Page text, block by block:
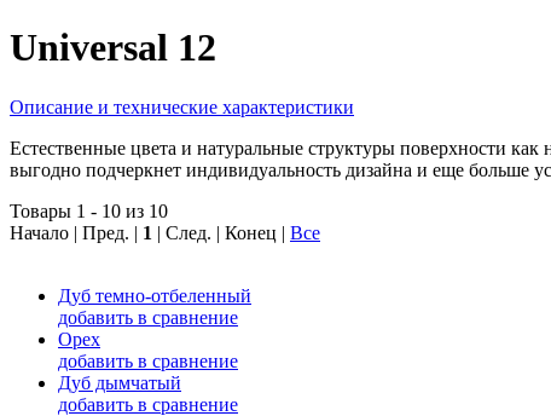
Universal 12
Описание и технические характеристики
Естественные цвета и натуральные структуры поверхности
выгодно подчеркнет индивидуальность дизайна и еще больше
Товары 1 - 10 из 10
Начало | Пред. | 1 | След. | Конец | Все
Дуб темно-отбеленный
добавить в сравнение
Орех
добавить в сравнение
Дуб дымчатый
добавить в сравнение